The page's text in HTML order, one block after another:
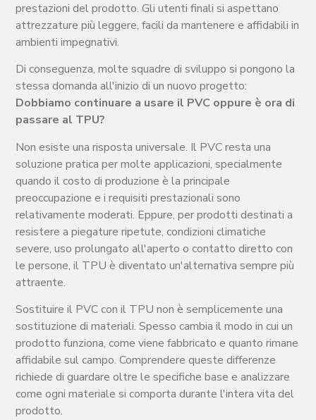
prestazioni del prodotto. Gli utenti finali si aspettano
attrezzature più leggere, facili da mantenere e affidabili in
ambienti impegnativi.
Di conseguenza, molte squadre di sviluppo si pongono la
stessa domanda all'inizio di un nuovo progetto:
Dobbiamo continuare a usare il PVC oppure è ora di
passare al TPU?
Non esiste una risposta universale. Il PVC resta una
soluzione pratica per molte applicazioni, specialmente
quando il costo di produzione è la principale
preoccupazione e i requisiti prestazionali sono
relativamente moderati. Eppure, per prodotti destinati a
resistere a piegature ripetute, condizioni climatiche
severe, uso prolungato all'aperto o contatto diretto con
le persone, il TPU è diventato un'alternativa sempre più
attraente.
Sostituire il PVC con il TPU non è semplicemente una
sostituzione di materiali. Spesso cambia il modo in cui un
prodotto funziona, come viene fabbricato e quanto rimane
affidabile sul campo. Comprendere queste differenze
richiede di guardare oltre le specifiche base e analizzare
come ogni materiale si comporta durante l'intera vita del
prodotto.